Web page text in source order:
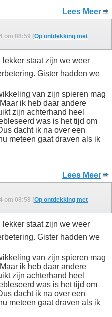
Lees Meer
om 08:59 (Op ontdekking met
staat zijn we weer
Gister hadden we
van zijn spieren mag
ik heb daar andere
zijn achterhand heel
was is het tijd om
dacht ik na over een
meteen gaat draven als ik
Lees Meer
om 08:58 (Op ontdekking met
staat zijn we weer
Gister hadden we
van zijn spieren mag
ik heb daar andere
zijn achterhand heel
was is het tijd om
dacht ik na over een
meteen gaat draven als ik